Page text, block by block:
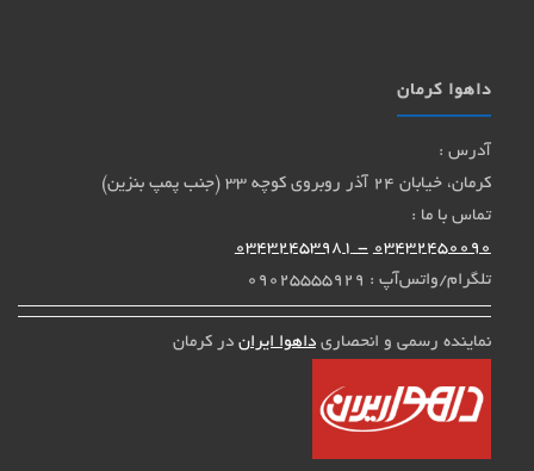
داهوا کرمان
آدرس :
کرمان، خیابان 24 آذر روبروی کوچه 33 (جنب پمپ بنزین)
تماس با ما :
03432450090
- 03432453981
تلگرام/واتس‌آپ : 09025555929
نماینده رسمی و انحصاریداهوا ایران در کرمان